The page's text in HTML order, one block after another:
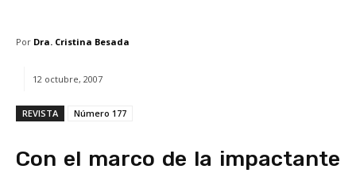
Por Dra. Cristina Besada
12 octubre, 2007
REVISTA Número 177
Con el marco de la impactante